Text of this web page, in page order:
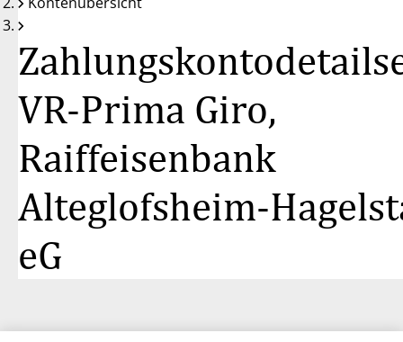
auf
100
VR-Prima Giro,
Raiffeisenbank
Alteglofsheim-
eG